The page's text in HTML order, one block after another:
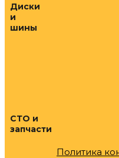
Диски
и
шины
СТО и
запчасти
Политика